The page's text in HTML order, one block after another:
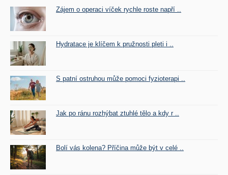
Zájem o operaci víček rychle roste napří ..
Hydratace je klíčem k pružnosti pleti i ..
S patní ostruhou může pomoci fyzioterapi ..
Jak po ránu rozhýbat ztuhlé tělo a kdy r ..
Bolí vás kolena? Příčina může být v celé ..